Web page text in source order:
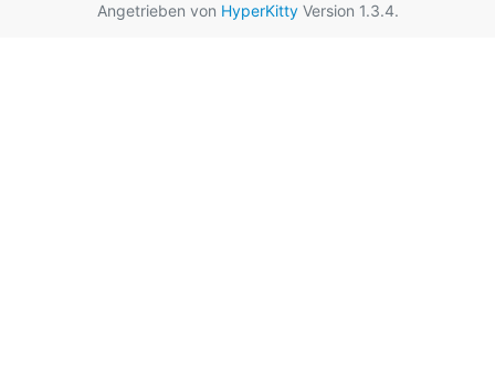
Angetrieben von HyperKittyVersion 1.3.4.